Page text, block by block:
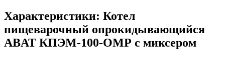
Характеристики: Котел
пищеварочный опрокидывающийся
ABAT КПЭМ-100-ОМР с миксером